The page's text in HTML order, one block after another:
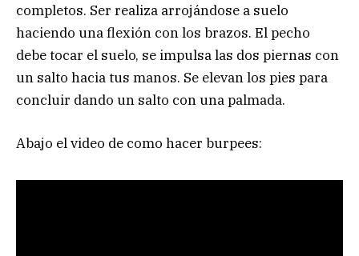
completos. Ser realiza arrojándose a suelo
haciendo una flexión con los brazos. El pecho
debe tocar el suelo, se impulsa las dos piernas con
un salto hacia tus manos. Se elevan los pies para
concluir dando un salto con una palmada.
Abajo el video de como hacer burpees: